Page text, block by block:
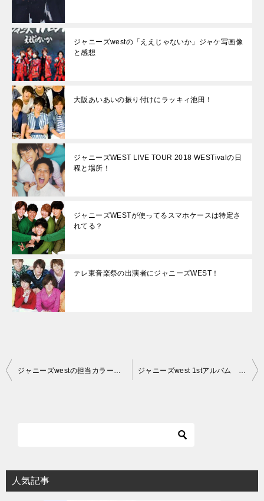
ジャニーズwestの「ええじゃないか」ジャケ写画像
と感想
大阪あいあいの振り付けにラッキィ池田！
ジャニーズWEST LIVE TOUR 2018 WESTivalの日
程と場所！
ジャニーズWESTが使ってるスマホケースは特定さ
れてる？
テレ東音楽祭の出演者にジャニーズWEST！
投
シ
ジャニーズwestの担当カラーは何色？メンバーカラーは？ ジャニーズwest 1stアルバム go west よーいドンの売り上げは？
人気記事